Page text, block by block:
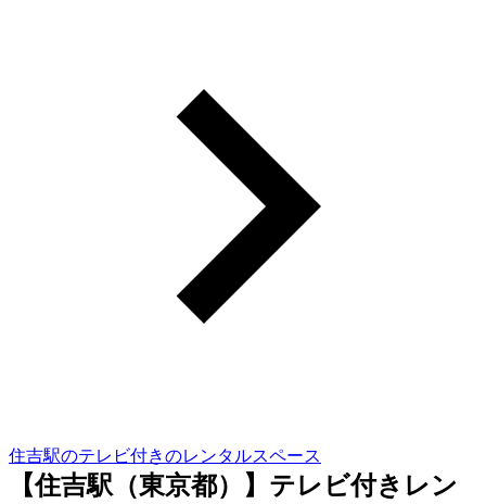
住吉駅のテレビ付きのレンタルスペース
【住吉駅（東京都）】テレビ付きレン